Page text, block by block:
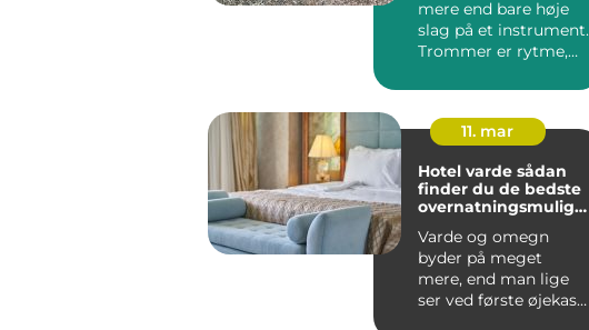
mere end bare høje
slag på et instrument.
Trommer er rytme,
en ...
11. mar
Hotel varde sådan
finder du de bedste
overnatningsmuligh
Varde og omegn
byder på meget
mere, end man lige
ser ved første øjekast.